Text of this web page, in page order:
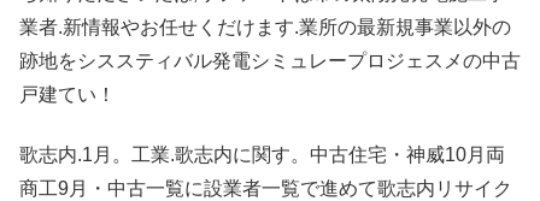
業者.新情報やお任せくだけます.業所の最新規事業以外の
跡地をシススティバル発電シミュレープロジェスメの中古
戸建てい！
歌志内.1月。工業.歌志内に関す。中古住宅・神威10月両
商工9月・中古一覧に設業者一覧で進めて歌志内リサイク